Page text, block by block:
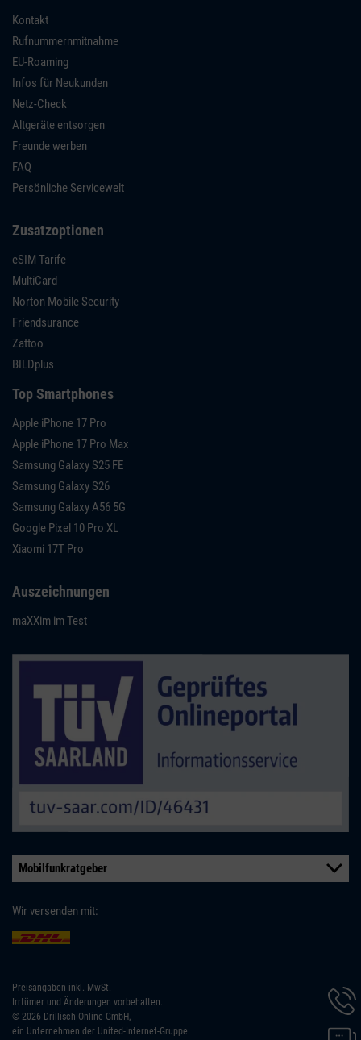
Kontakt
Rufnummernmitnahme
EU-Roaming
Infos für Neukunden
Netz-Check
Altgeräte entsorgen
Freunde werben
FAQ
Persönliche Servicewelt
Zusatzoptionen
eSIM Tarife
MultiCard
Norton Mobile Security
Friendsurance
Zattoo
BILDplus
Top Smartphones
Apple iPhone 17 Pro
Apple iPhone 17 Pro Max
Samsung Galaxy S25 FE
Samsung Galaxy S26
Samsung Galaxy A56 5G
Google Pixel 10 Pro XL
Xiaomi 17T Pro
Auszeichnungen
maXXim im Test
Mobilfunkratgeber
Wir versenden mit:
Preisangaben inkl. MwSt.
Irrtümer und Änderungen vorbehalten.
© 2026 Drillisch Online GmbH,
ein Unternehmen der United-Internet-Gruppe
Chat-